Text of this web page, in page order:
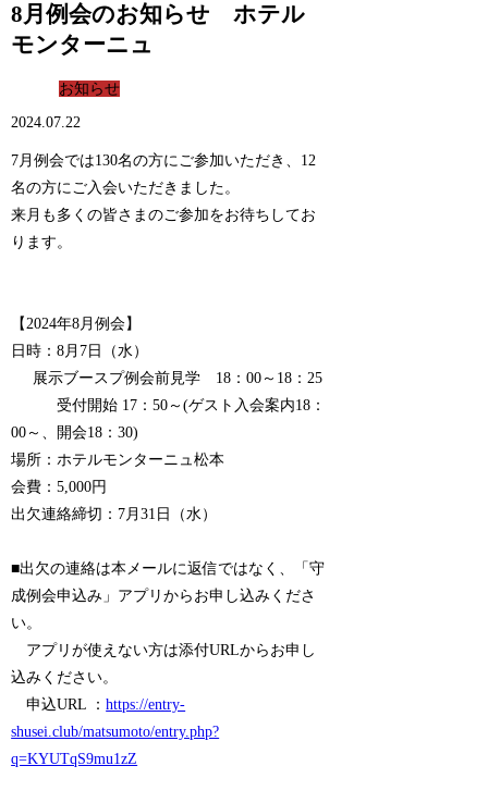
8月例会のお知らせ ホテル
モンターニュ
お知らせ
2024.07.22
7月例会では130名の方にご参加いただき、12
名の方にご入会いただきました。
来月も多くの皆さまのご参加をお待ちしてお
ります。
【2024年8月例会】
日時：8月7日（水）
展示ブースプ例会前見学 18：00～18：25
受付開始 17：50～(ゲスト入会案内18：
00～、開会18：30)
場所：ホテルモンターニュ松本
会費：5,000円
出欠連絡締切：7月31日（水）
■出欠の連絡は本メールに返信ではなく、「守
成例会申込み」アプリからお申し込みくださ
い。
アプリが使えない方は添付URLからお申し
込みください。
申込URL ：https://entry-
shusei.club/matsumoto/entry.php?
q=KYUTqS9mu1zZ